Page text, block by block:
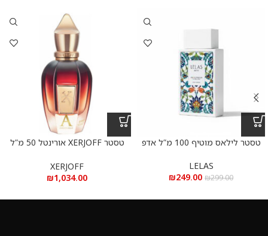
טסטר לילאס מוטיף 100 מ”ל אדפ
LELAS
₪299.00
₪249.00
טסטר XERJOFF אורינטל 50 מ”ל
XERJOFF
₪1,034.00